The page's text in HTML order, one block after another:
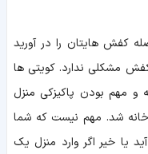
کفش هایتان را در آورید
مشکلی ندارد. کویتی ها
و مهم بودن پاکیزکی منزل
خانه شد. مهم نیست که شما
یا خیر اگر وارد منزل یک